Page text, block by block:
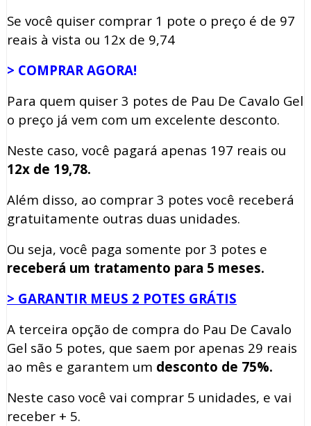
Se você quiser comprar 1 pote o preço é de 97
reais à vista ou 12x de 9,74
> COMPRAR AGORA!
Para quem quiser 3 potes de Pau De Cavalo Gel
o preço já vem com um excelente desconto.
Neste caso, você pagará apenas 197 reais ou
12x de 19,78.
Além disso, ao comprar 3 potes você receberá
gratuitamente outras duas unidades.
Ou seja, você paga somente por 3 potes e
receberá um tratamento para 5 meses.
> GARANTIR MEUS 2 POTES GRÁTIS
A terceira opção de compra do Pau De Cavalo
Gel são 5 potes, que saem por apenas 29 reais
ao mês e garantem um desconto de 75%.
Neste caso você vai comprar 5 unidades, e vai
receber + 5.